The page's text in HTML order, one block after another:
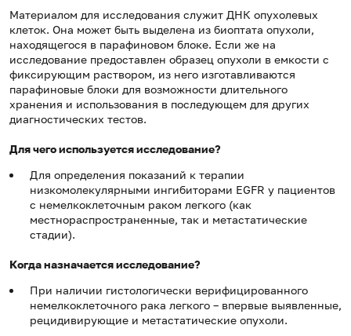
Материалом для исследования служит ДНК опухолевых
клеток. Она может быть выделена из биоптата опухоли,
находящегося в парафиновом блоке. Если же на
исследование предоставлен образец опухоли в емкости с
фиксирующим раствором, из него изготавливаются
парафиновые блоки для возможности длительного
хранения и использования в последующем для других
диагностических тестов.
Для чего используется исследование?
Для определения показаний к терапии
низкомолекулярными ингибиторами EGFR у пациентов
с немелкоклеточным раком легкого (как
местнораспространенные, так и метастатические
стадии).
Когда назначается исследование?
При наличии гистологически верифицированного
немелкоклеточного рака легкого – впервые выявленные,
рецидивирующие и метастатические опухоли.